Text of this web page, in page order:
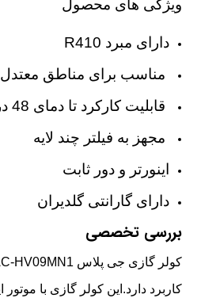
ویژگی های محصول
دارای مبرد R410
مناسب براى مناطق معتدل
قابلیت کارکرد تا دمای 48 درجه
مجهز به فیلتر چند لایه
اینورتر و دور ثابت
دارای گارانتی گلدیران
بررسی تخصصی